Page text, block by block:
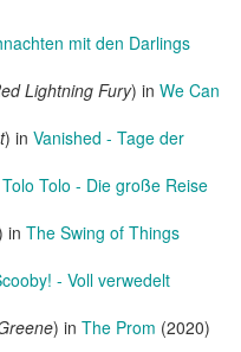
mit den Darlings
Lightning Fury) in We Can
) in Vanished - Tage der
Tolo Tolo - Die große Reise
in The Swing of Things
- Voll verwedelt
) in The Prom (2020)